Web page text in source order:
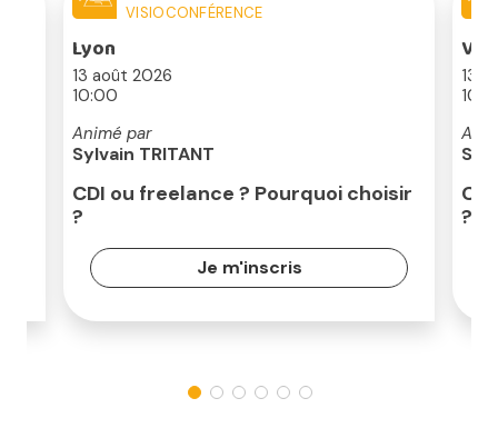
VISIOCONFÉRENCE
Lyon
13 août 2026
10:00
Animé par
Sylvain TRITANT
CDI ou freelance ? Pourquoi choisir
?
Je m'inscris
13
?